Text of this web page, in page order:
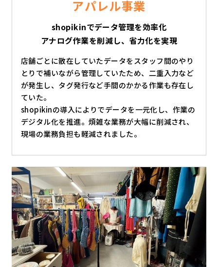
アパレル事業
shopikinでデータ管理を効率化
アナログ作業を削減し、省力化を実現
店舗ごとに散在していたデータをスタッフ間のやり
とりで補いながら管理していたため、二重入力など
が発生し、タグ発行など手間のかかる作業も存在し
ていた。
shopikinの導入によりでデータを一元化し、作業の
デジタル化を推進。煩雑な業務が大幅に削減され、
現場の業務負担も軽減されました。